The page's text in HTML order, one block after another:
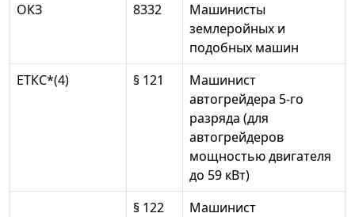
ОКЗ
8332
Машинисты
землеройных и
подобных машин
ЕТКС*(4)
§ 121
Машинист
автогрейдера 5-го
разряда (для
автогрейдеров
мощностью двигателя
до 59 кВт)
§ 122
Машинист